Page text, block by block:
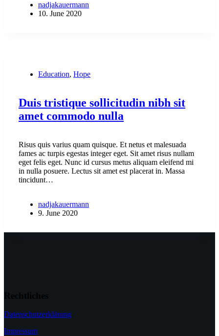
nadjakauermann
10. June 2020
Education, Hope
Duis tristique sollicitudin nibh sit
amet commodo nulla
Risus quis varius quam quisque. Et netus et malesuada
fames ac turpis egestas integer eget. Sit amet risus nullam
eget felis eget. Nunc id cursus metus aliquam eleifend mi
in nulla posuere. Lectus sit amet est placerat in. Massa
tincidunt…
nadjakauermann
9. June 2020
Rechtliches
Datenschutzerklärung
Impressum